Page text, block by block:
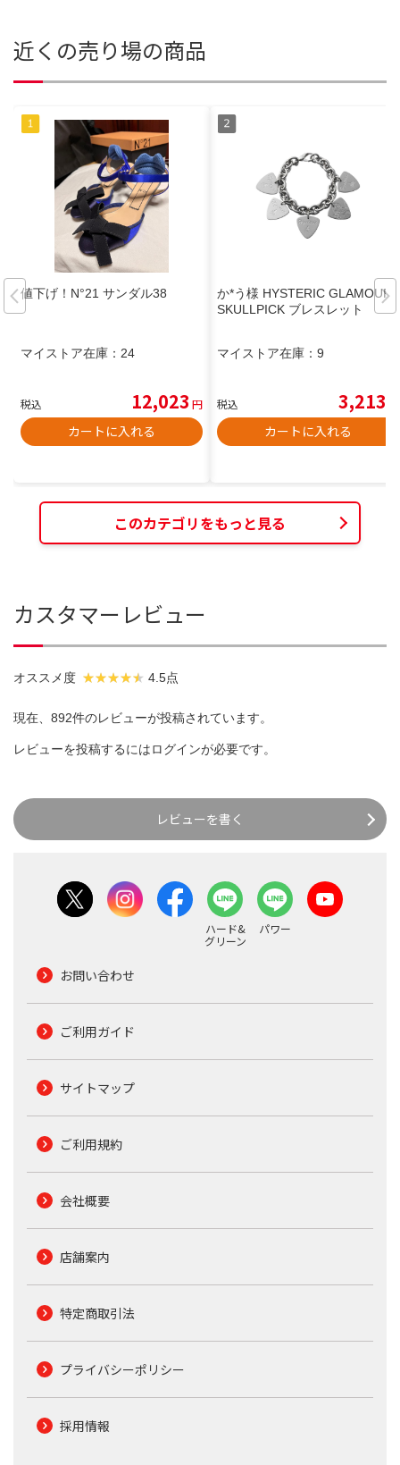
近くの売り場の商品
値下げ！N°21 サンダル38
マイストア在庫： 24
税込 12,023 円
カートに入れる
か*う様 HYSTERIC GLAMOUR
SKULLPICK ブレスレット
マイストア在庫： 9
税込 3,213
カートに入れる
このカテゴリをもっと見る
カスタマーレビュー
オススメ度 4.5点
現在、892件のレビューが投稿されています。
レビューを投稿するにはログインが必要です。
レビューを書く
ハード&
グリーン
パワー
お問い合わせ
ご利用ガイド
サイトマップ
ご利用規約
会社概要
店舗案内
特定商取引法
プライバシーポリシー
採用情報